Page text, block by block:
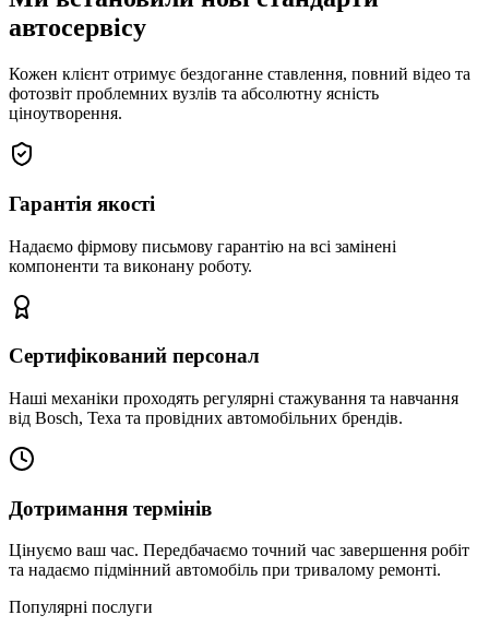
автосервісу
Кожен клієнт отримує бездоганне ставлення, повний відео та
фотозвіт проблемних вузлів та абсолютну ясність
ціноутворення.
Гарантія якості
Надаємо фірмову письмову гарантію на всі замінені
компоненти та виконану роботу.
Сертифікований персонал
Наші механіки проходять регулярні стажування та навчання
від Bosch, Texa та провідних автомобільних брендів.
Дотримання термінів
Цінуємо ваш час. Передбачаємо точний час завершення робіт
та надаємо підмінний автомобіль при тривалому ремонті.
Популярні послуги